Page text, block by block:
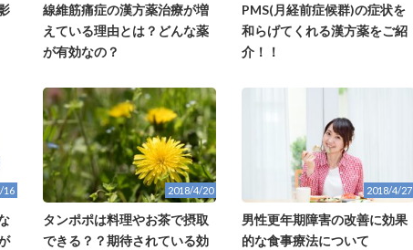
線維筋痛症の漢方薬治療が増
えている理由とは？どんな薬
が有効なの？
PMS(月経前症候群)の症状を
和らげてくれる漢方薬をご紹
介！！
16 2018/4/20
タンポポは料理やお茶で摂取
できる？？期待されている効
2018/4/27
男性更年期障害の改善に効果
的な食事療法について